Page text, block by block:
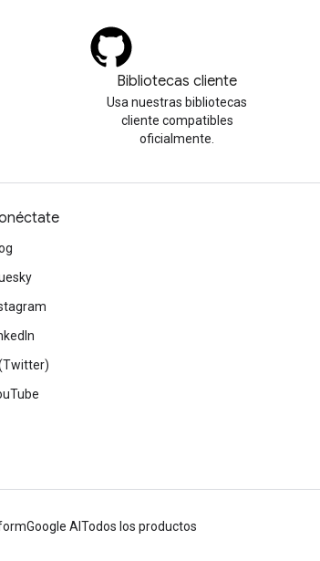
Bibliotecas cliente
Usa nuestras bibliotecas
cliente compatibles
oficialmente.
Google AI Todos los productos